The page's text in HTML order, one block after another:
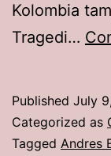
Kolombia
Tragedi…
Published July
Categorized as
Tagged Andres